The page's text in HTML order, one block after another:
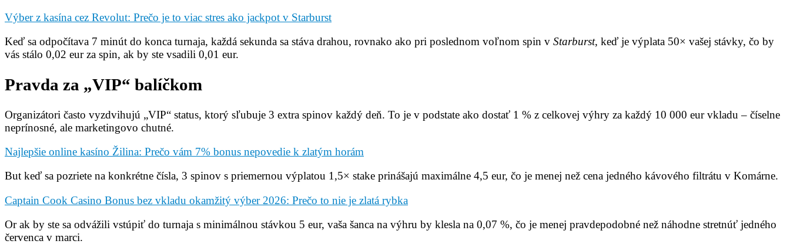
Výber z kasína cez Revolut: Prečo je to viac stres ako jackpot v Starburst
Keď sa odpočítava 7 minút do konca turnaja, každá sekunda sa stáva drahou, rovnako ako pri poslednom voľnom spin v Starburst, keď je výplata 50× vašej stávky, čo by
vás stálo 0,02 eur za spin, ak by ste vsadili 0,01 eur.
Pravda za „VIP“ balíčkom
Organizátori často vyzdvihujú „VIP“ status, ktorý sľubuje 3 extra spinov každý deň. To je v podstate ako dostať 1 % z celkovej výhry za každý 10 000 eur vkladu – číselne
neprínosné, ale marketingovo chutné.
Najlepšie online kasíno Žilina: Prečo vám 7% bonus nepovedie k zlatým horám
But keď sa pozriete na konkrétne čísla, 3 spinov s priemernou výplatou 1,5× stake prinášajú maximálne 4,5 eur, čo je menej než cena jedného kávového filtrátu v Komárne.
Captain Cook Casino Bonus bez vkladu okamžitý výber 2026: Prečo to nie je zlatá rybka
Or ak by ste sa odvážili vstúpiť do turnaja s minimálnou stávkou 5 eur, vaša šanca na výhru by klesla na 0,07 %, čo je menej pravdepodobné než náhodne stretnúť jedného
červenca v marci.